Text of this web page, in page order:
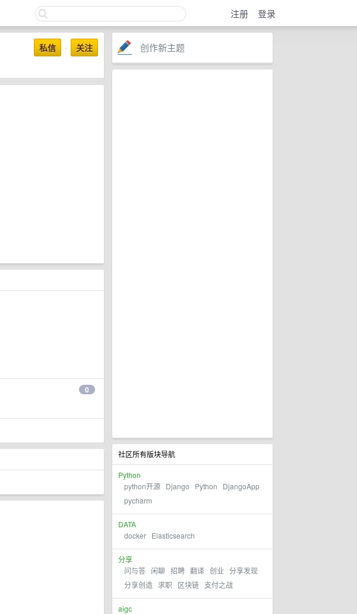
注册 登录
创作新主题
社区所有版块导航
Python
python开源 Django Python
DjangoApp
pycharm
DATA
docker Elasticsearch
分享
问与答 闲聊 招聘 翻译 创业 分享发现
分享创造 求职 区块链 支付之战
aigc
私信 • 关注
0